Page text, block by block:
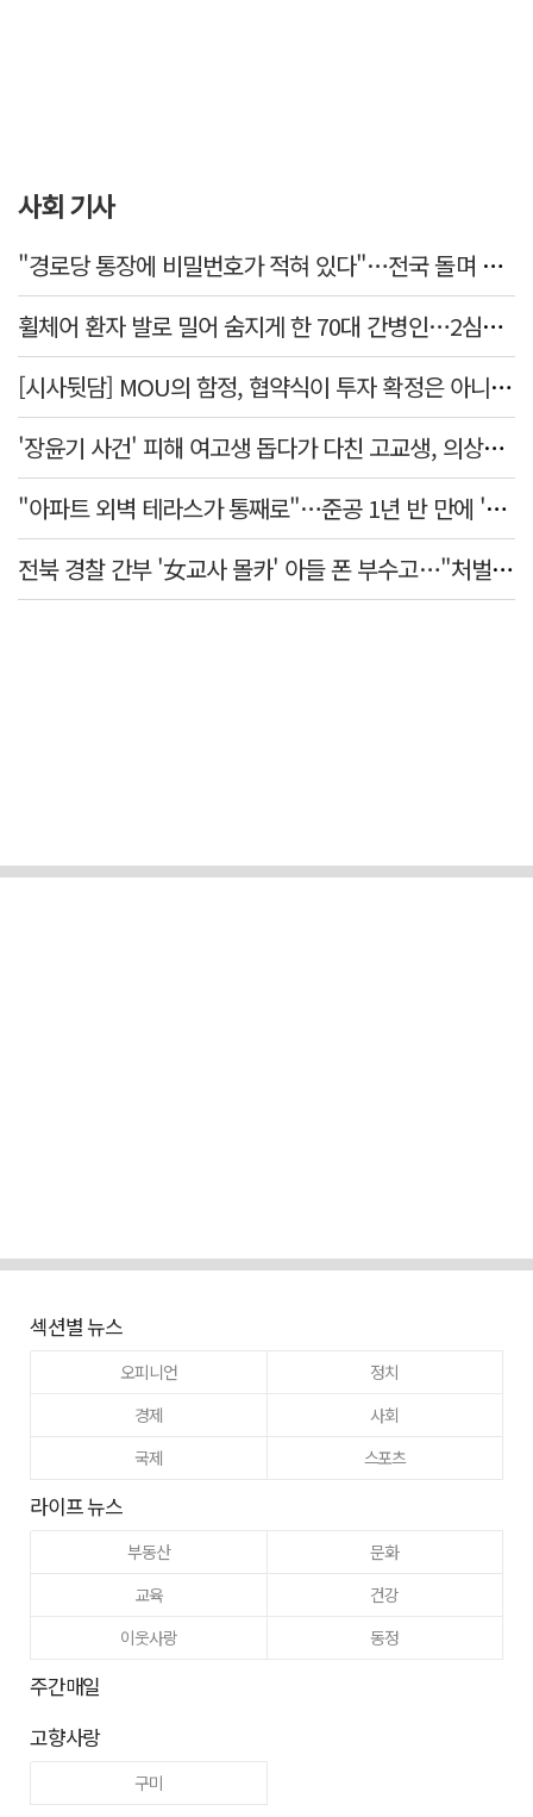
사회 기사
"경로당 통장에 비밀번호가 적혀 있다"…전국 돌며 경로당 13곳 턴 30대 구속
휠체어 환자 발로 밀어 숨지게 한 70대 간병인…2심도 집행유예
[시사뒷담] MOU의 함정, 협약식이 투자 확정은 아니긴 해
'장윤기 사건' 피해 여고생 돕다가 다친 고교생, 의상자 인정
"아파트 외벽 테라스가 통째로"…준공 1년 반 만에 '아찔 사고'
전북 경찰 간부 '女교사 몰카' 아들 폰 부수고…"처벌 못하는 사안" 내부망에 글
섹션별 뉴스
오피니언
정치
경제
사회
국제
스포츠
라이프 뉴스
부동산
문화
교육
건강
이웃사랑
동정
주간매일
고향사랑
구미